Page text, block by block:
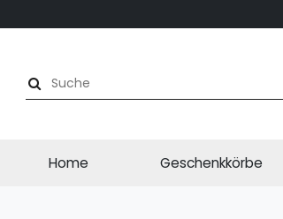
Home Geschenkkörbe